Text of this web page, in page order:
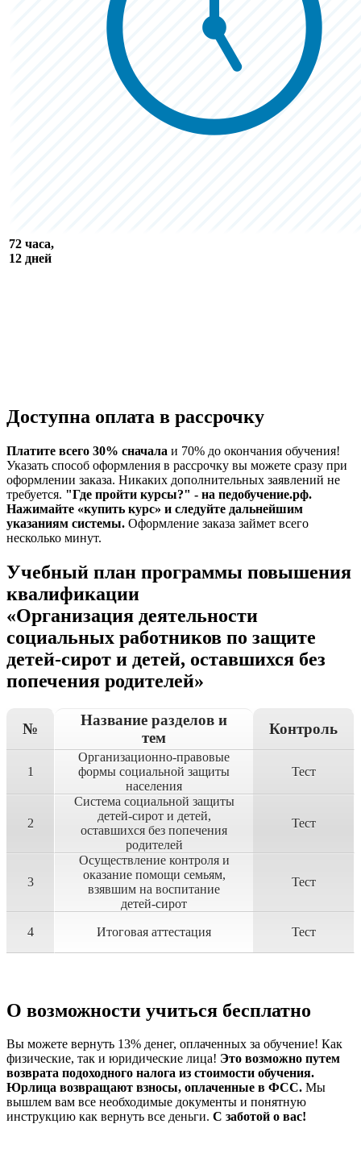
72 часа,
12 дней
Доступна оплата в рассрочку
Платите всего 30% сначала и 70% до окончания обучения!
Указать способ оформления в рассрочку вы можете сразу при
оформлении заказа. Никаких дополнительных заявлений не
требуется. "Где пройти курсы?" - на педобучение.рф.
Нажимайте «купить курс» и следуйте дальнейшим
указаниям системы. Оформление заказа займет всего
несколько минут.
Учебный план программы повышения
квалификации
«Организация деятельности
социальных работников по защите
детей-сирот и детей, оставшихся без
попечения родителей»
№
Название разделов и
тем
Контроль
1
Организационно-правовые
формы социальной защиты
населения
Тест
2
Система социальной защиты
детей-сирот и детей,
оставшихся без попечения
родителей
Тест
3
Осуществление контроля и
оказание помощи семьям,
взявшим на воспитание
детей-сирот
Тест
4 Итоговая аттестация Тест
О возможности учиться бесплатно
Вы можете вернуть 13% денег, оплаченных за обучение! Как
физические, так и юридические лица! Это возможно путем
возврата подоходного налога из стоимости обучения.
Юрлица возвращают взносы, оплаченные в ФСС. Мы
вышлем вам все необходимые документы и понятную
инструкцию как вернуть все деньги. С заботой о вас!